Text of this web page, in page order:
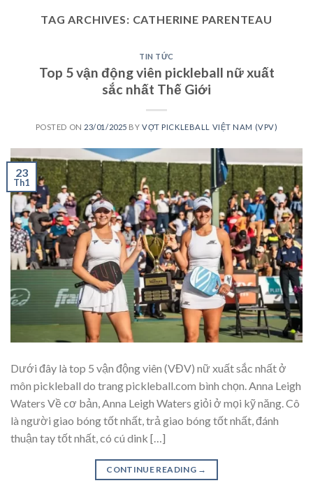
TAG ARCHIVES: CATHERINE PARENTEAU
TIN TỨC
Top 5 vận động viên pickleball nữ xuất
sắc nhất Thế Giới
POSTED ON 23/01/2025 BYVỢT PICKLEBALL VIỆT NAM (VPV)
23
Th1
Dưới đây là top 5 vận động viên (VĐV) nữ xuất sắc nhất ở
môn pickleball do trang pickleball.com bình chọn. Anna Leigh
Waters Về cơ bản, Anna Leigh Waters giỏi ở mọi kỹ năng. Cô
là người giao bóng tốt nhất, trả giao bóng tốt nhất, đánh
thuận tay tốt nhất, có cú dink […]
CONTINUE READING →